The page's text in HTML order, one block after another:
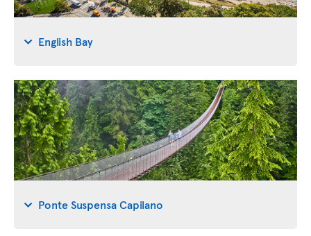
English Bay
Ponte Suspensa Capilano